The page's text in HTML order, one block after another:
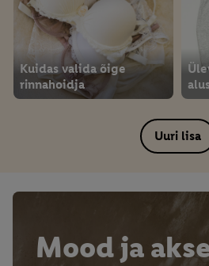
Kuidas valida õige
rinnahoidja
Uuri lisa
Mood ja